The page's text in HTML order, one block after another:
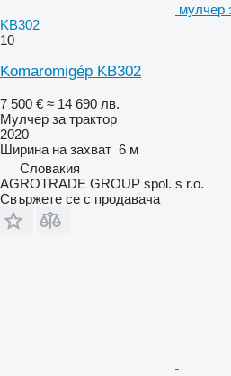
мулчер
KB302
10
Komaromigép KB302
7 500 € ≈ 14 690 лв.
Мулчер за трактор
2020
Ширина на захват 6 м
Словакия
AGROTRADE GROUP spol. s r.o.
Свържете се с продавача